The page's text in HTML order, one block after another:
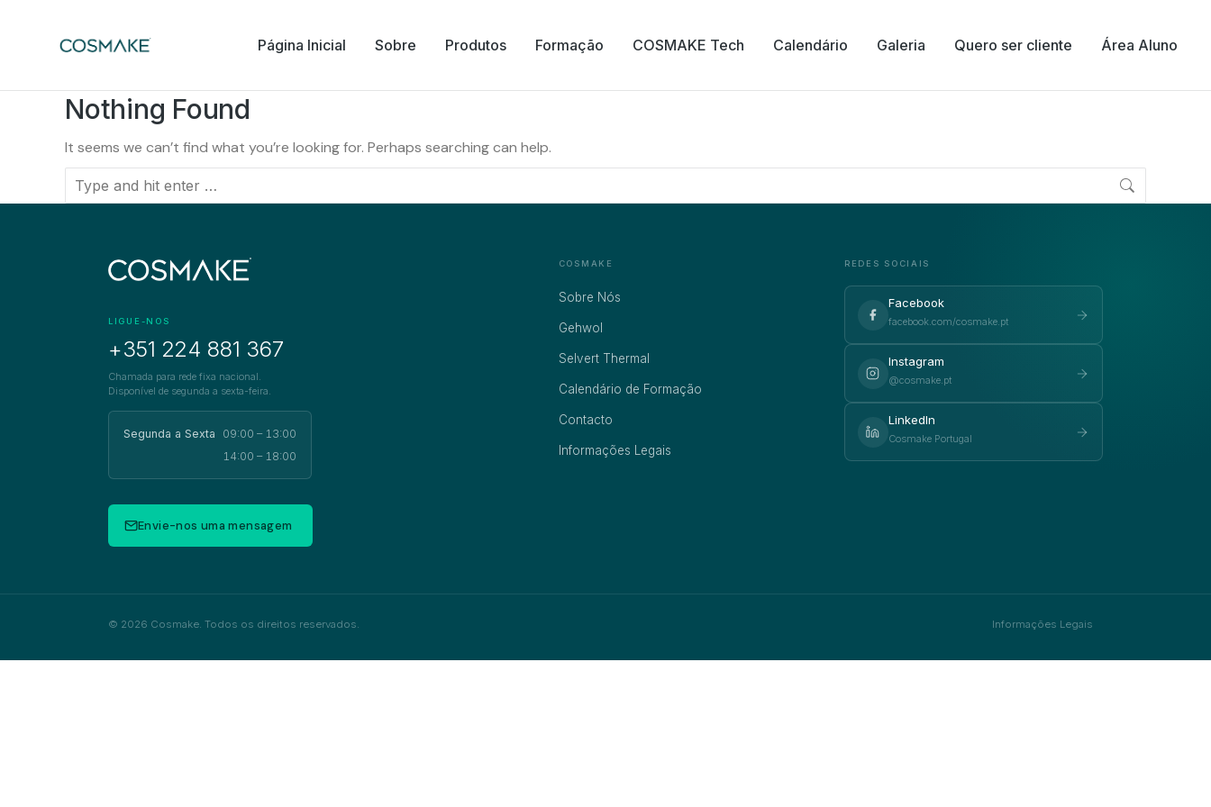
Página Inicial Sobre Produtos Formação COSMAKE Tech Calendário Galeria Quero ser cliente Área Aluno
Nothing Found
It seems we can’t find what you’re looking for. Perhaps searching can help.
LIGUE-NOS
+351 224 881 367
Chamada para rede fixa nacional.
Disponível de segunda a sexta-feira.
Segunda a Sexta
09:00 – 13:00
14:00 – 18:00
Envie-nos uma mensagem
COSMAKE
Sobre Nós
Gehwol
Selvert Thermal
Calendário de Formação
Contacto
Informações Legais
REDES SOCIAIS
Facebook
facebook.com/cosmake.pt
Instagram
@cosmake.pt
LinkedIn
Cosmake Portugal
© 2026 Cosmake. Todos os direitos reservados. Informações Legais